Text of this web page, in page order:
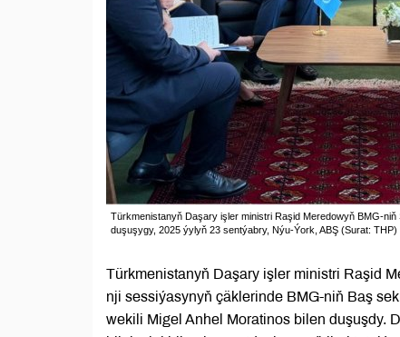
Türkmenistanyň Daşary işler ministri Raşid Meredowyň BMG-
duşuşygy, 2025 ýylyň 23 sentýabry, Nýu-Ýork, ABŞ (Surat: THP)
Türkmenistanyň Daşary işler ministri Raşid
nji sessiýasynyň çäklerinde BMG-niň Baş
wekili Migel Anhel Moratinos bilen duşuşdy.